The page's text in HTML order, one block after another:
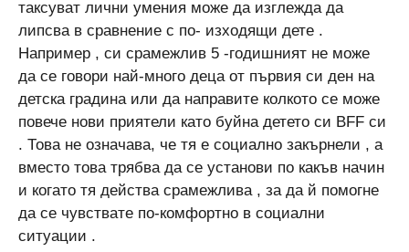
таксуват лични умения може да изглежда да
липсва в сравнение с по- изходящи дете .
Например , си срамежлив 5 -годишният не може
да се говори най-много деца от първия си ден на
детска градина или да направите колкото се може
повече нови приятели като буйна детето си BFF си
. Това не означава, че тя е социално закърнели , а
вместо това трябва да се установи по какъв начин
и когато тя действа срамежлива , за да й помогне
да се чувствате по-комфортно в социални
ситуации .